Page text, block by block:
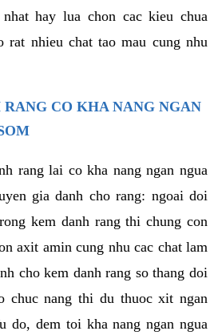
hay lua chon cac kieu chua
rat nhieu chat tao mau cung nhu
CO KHA NANG NGAN
rang lai co kha nang ngan ngua
gia danh cho rang: ngoai doi
kem danh rang thi chung con
axit amin cung nhu cac chat lam
cho kem danh rang so thang doi
chuc nang thi du thuoc xit ngan
do, dem toi kha nang ngan ngua